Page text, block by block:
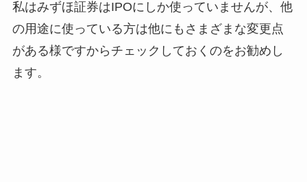
私はみずほ証券はIPOにしか使っていませんが、他
の用途に使っている方は他にもさまざまな変更点
がある様ですからチェックしておくのをお勧めし
ます。